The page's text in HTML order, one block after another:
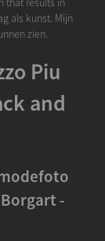
als kunst. Mijn
zien.
Piu
and
-